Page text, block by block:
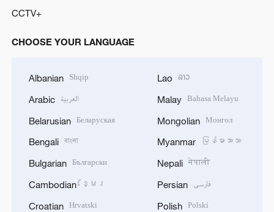
CCTV+
CHOOSE YOUR LANGUAGE
Albanian Shqip
Arabic العربية
Belarusian Беларуская
Bengali বাংলা
Bulgarian Български
Cambodian ខ្មែរ
Croatian Hrvatski
Lao ລາວ
Malay Bahasa Melayu
Mongolian Монгол
Myanmar မြန်မာဘာသာ
Nepali नेपाली
Persian فارسی
Polish Polski